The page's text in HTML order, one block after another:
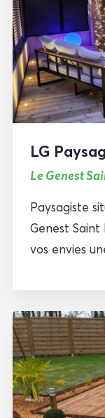
LG
Le Genest
Paysagiste
Genest Saint
vos envies